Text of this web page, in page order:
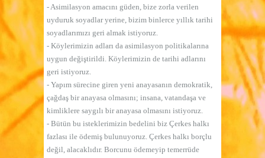
- Asimilasyon amacını güden, bize zorla verilen
uyduruk soyadlar yerine, bizim binlerce yıllık tarihi
soyadlarımızı geri almak istiyoruz.
- Köylerimizin adları da asimilasyon politikalarına
uygun değiştirildi. Köylerimizin de tarihi adlarını
geri istiyoruz.
- Yapım sürecine giren yeni anayasanın demokratik,
çağdaş bir anayasa olmasını; insana, vatandaşa ve
kimliklere saygılı bir anayasa olmasını istiyoruz.
- Bütün bu isteklerimizin bedelini biz Çerkes halkı
fazlası ile ödemiş bulunuyoruz. Çerkes halkı borçlu
değil, alacaklıdır. Borcunu ödemeyip temerrüde